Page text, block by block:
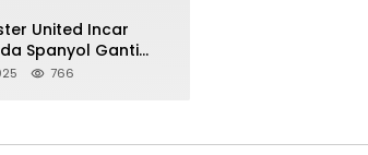
United Incar
Spanyol Ganti
766